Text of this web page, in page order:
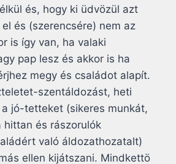
és, hogy ki üdvözül azt
és (szerencsére) nem az
is így van, ha valaki
pap lesz és akkor is ha
megy és családot alapít.
szentáldozást, heti
jó-tetteket (sikeres munkát,
hittan és rászorulók
való áldozathozatalt)
ellen kijátszani. Mindkettö